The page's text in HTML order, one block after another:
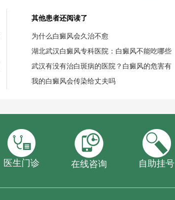
其他患者还阅读了
为什么白癜风会久治不愈
湖北武汉白癜风专科医院：白癜风不能吃哪些
武汉有没有治白斑病的医院？白癜风的危害有
我的白癜风会传染给丈夫吗
医生门诊 在线咨询 自助挂号